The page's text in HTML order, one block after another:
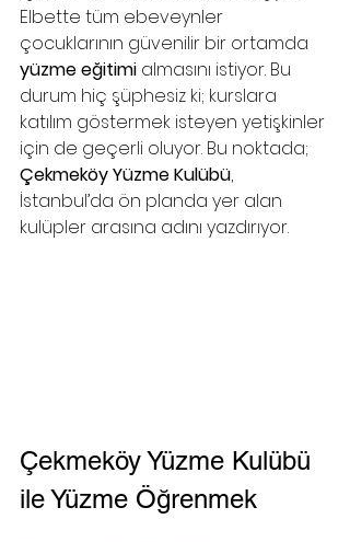
Elbette tüm ebeveynler
çocuklarının güvenilir bir ortamda
yüzme eğitimi almasını istiyor. Bu
durum hiç şüphesiz ki; kurslara
katılım göstermek isteyen yetişkinler
için de geçerli oluyor. Bu noktada;
Çekmeköy Yüzme Kulübü,
İstanbul’da ön planda yer alan
kulüpler arasına adını yazdırıyor.
Çekmeköy Yüzme Kulübü
ile Yüzme Öğrenmek